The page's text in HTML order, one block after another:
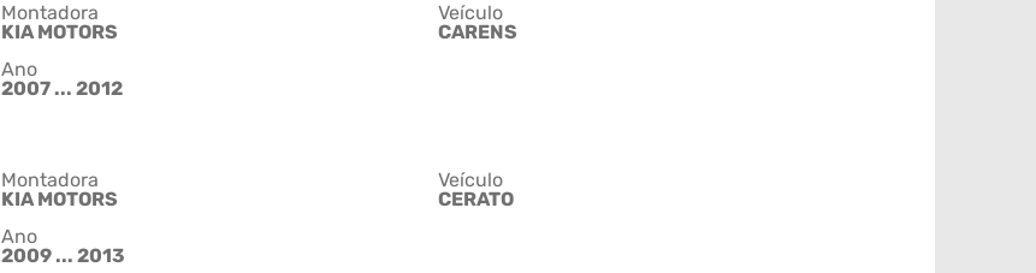
Montadora
KIA MOTORS
Veículo
CARENS
Ano
2007 ... 2012
Montadora
KIA MOTORS
Veículo
CERATO
Ano
2009 ... 2013